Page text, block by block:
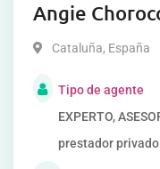
Angie
Cataluña, España
Tipo de agente
EXPERTO,
prestador